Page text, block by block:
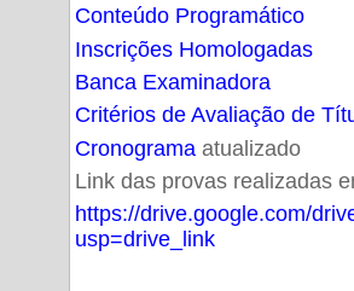
Conteúdo Programático
Inscrições Homologadas
Banca Examinadora
Critérios de Avaliação de
Cronogramaatualizado
Link das provas realizadas
https://drive.google.com/
usp=drive_link